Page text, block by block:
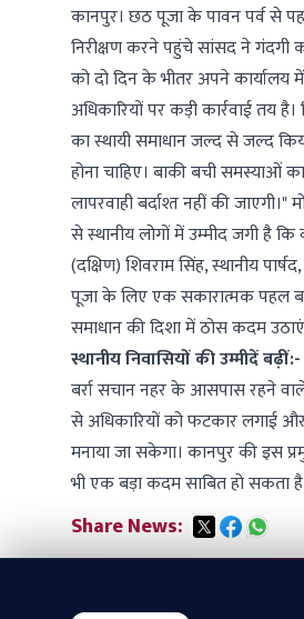
कानपुर। छठ पूजा के पावन पर्व से
निरीक्षण करने पहुंचे सांसद ने गंदगी
को दो दिन के भीतर अपने
अधिकारियों पर कड़ी कार्रवाई तय
का स्थायी समाधान जल्द से जल्द
होना चाहिए। बाकी बची समस्याओं
लापरवाही बर्दाश्त नहीं की
से स्थानीय लोगों में उम्मीद जगी है
(दक्षिण) शिवराम सिंह, स्थानीय
पूजा के लिए एक सकारात्मक पहल
समाधान की दिशा में ठोस कदम
स्थानीय निवासियों की उम्मीदें बढ़ीं:-
बर्रा सचान नहर के आसपास रहने
से अधिकारियों को फटकार लगाई और
मनाया जा सकेगा। कानपुर की इस
भी एक बड़ा कदम साबित हो सकता
Share News: